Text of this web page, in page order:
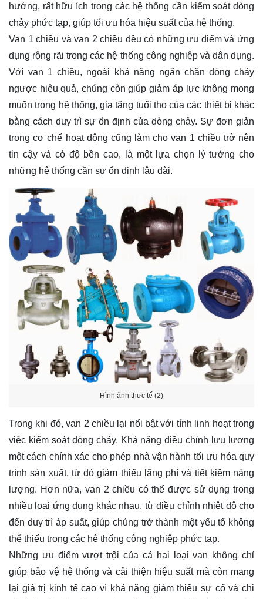
hướng, rất hữu ích trong các hệ thống cần kiểm soát dòng
chảy phức tạp, giúp tối ưu hóa hiệu suất của hệ thống.
Van 1 chiều và van 2 chiều đều có những ưu điểm và ứng
dụng rộng rãi trong các hệ thống công nghiệp và dân dụng.
Với van 1 chiều, ngoài khả năng ngăn chặn dòng chảy
ngược hiệu quả, chúng còn giúp giảm áp lực không mong
muốn trong hệ thống, gia tăng tuổi thọ của các thiết bị khác
bằng cách duy trì sự ổn định của dòng chảy. Sự đơn giản
trong cơ chế hoạt động cũng làm cho van 1 chiều trở nên
tin cậy và có độ bền cao, là một lựa chọn lý tưởng cho
những hệ thống cần sự ổn định lâu dài.
Hình ảnh thực tế (2)
Trong khi đó, van 2 chiều lại nổi bật với tính linh hoạt trong
việc kiểm soát dòng chảy. Khả năng điều chỉnh lưu lượng
một cách chính xác cho phép nhà vận hành tối ưu hóa quy
trình sản xuất, từ đó giảm thiểu lãng phí và tiết kiệm năng
lượng. Hơn nữa, van 2 chiều có thể được sử dụng trong
nhiều loại ứng dụng khác nhau, từ điều chỉnh nhiệt độ cho
đến duy trì áp suất, giúp chúng trở thành một yếu tố không
thể thiếu trong các hệ thống công nghiệp phức tạp.
Những ưu điểm vượt trội của cả hai loại van không chỉ
giúp bảo vệ hệ thống và cải thiện hiệu suất mà còn mang
lại giá trị kinh tế cao vì khả năng giảm thiểu sự cố và chi